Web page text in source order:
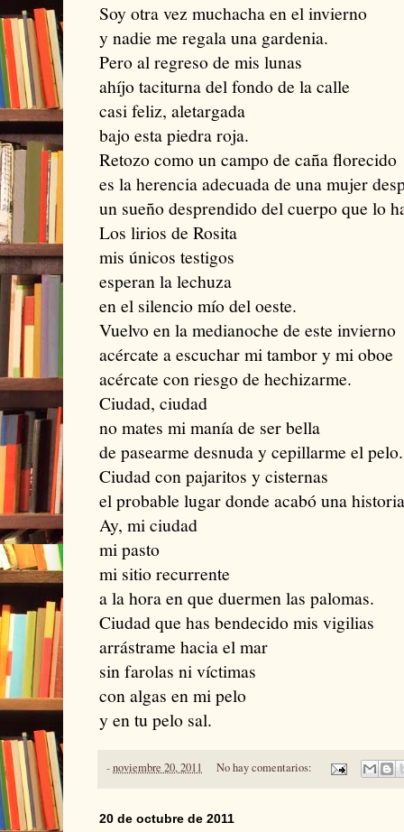
Soy otra vez muchacha en el invierno
y nadie me regala una gardenia.
Pero al regreso de mis lunas
ahíjo taciturna del fondo de la calle
casi feliz, aletargada
bajo esta piedra roja.
Retozo como un campo de caña florecido
es la herencia adecuada de una mujer
un sueño desprendido del cuerpo que lo
Los lirios de Rosita
mis únicos testigos
esperan la lechuza
en el silencio mío del oeste.
Vuelvo en la medianoche de este invierno
acércate a escuchar mi tambor y mi oboe
acércate con riesgo de hechizarme.
Ciudad, ciudad
no mates mi manía de ser bella
de pasearme desnuda y cepillarme el pelo.
Ciudad con pajaritos y cisternas
el probable lugar donde acabó una
Ay, mi ciudad
mi pasto
mi sitio recurrente
a la hora en que duermen las palomas.
Ciudad que has bendecido mis vigilias
arrástrame hacia el mar
sin farolas ni víctimas
con algas en mi pelo
y en tu pelo sal.
-noviembre 20, 2011 No hay comentarios:
20 de octubre de 2011